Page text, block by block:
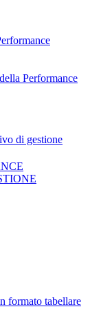
Performance
di gestione
formato tabellare